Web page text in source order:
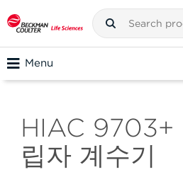
Menu
HIAC 9703+
립자 계수기